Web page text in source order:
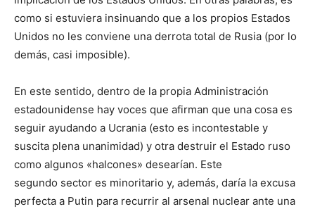
como si estuviera insinuando que a los propios Estados
Unidos no les conviene una derrota total de Rusia (por lo
demás, casi imposible).
En este sentido, dentro de la propia Administración
estadounidense hay voces que afirman que una cosa es
seguir ayudando a Ucrania (esto es incontestable y
suscita plena unanimidad) y otra destruir el Estado ruso
como algunos «halcones» desearían. Este
segundo sector es minoritario y, además, daría la excusa
perfecta a Putin para recurrir al arsenal nuclear ante una